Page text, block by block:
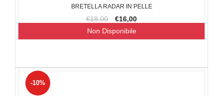
BRETELLA RADAR IN PELLE
€18,00 €16,00
Non Disponibile
-10%